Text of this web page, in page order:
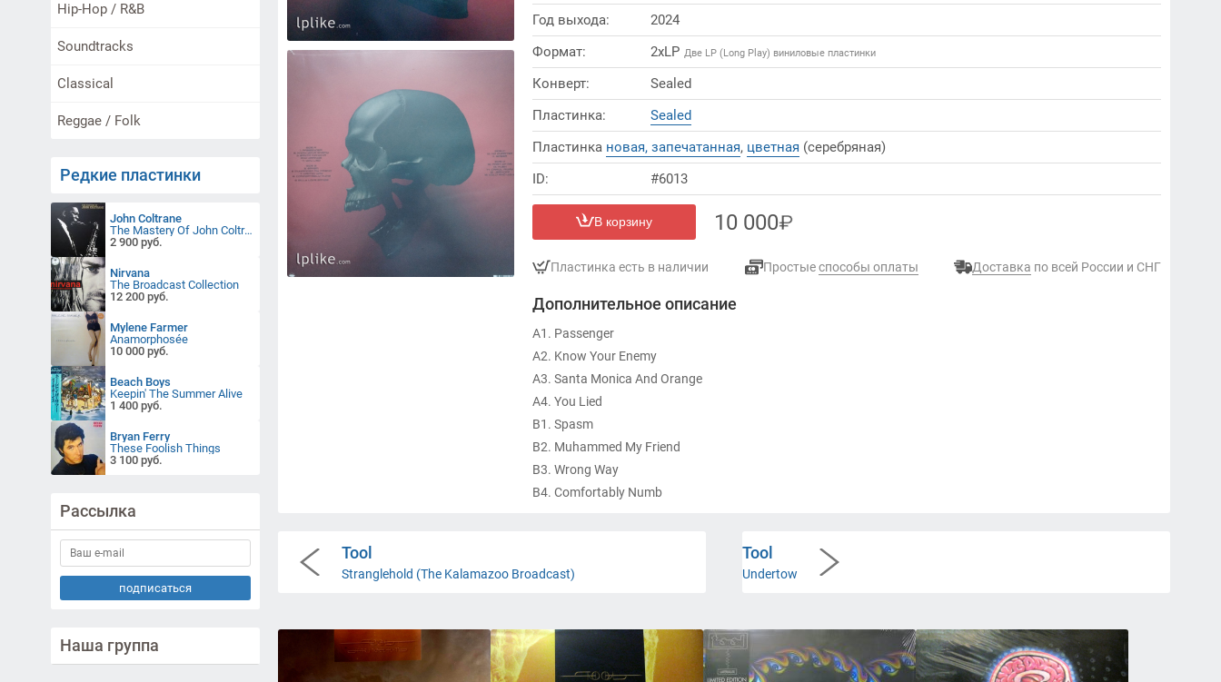
Hip-Hop / R&B
Soundtracks
Classical
Reggae / Folk
Редкие пластинки
John Coltrane
The Mastery Of John Coltrane
2 900 руб.
Nirvana
The Broadcast Collection
12 200 руб.
Mylene Farmer
Anamorphosée
10 000 руб.
Beach Boys
Keepin' The Summer Alive
1 400 руб.
Bryan Ferry
These Foolish Things
3 100 руб.
Рассылка
подписаться
Наша группа
Год выхода:
2024
Формат:
2xLP Две LP (Long Play) виниловые пластинки
Конверт:
Sealed
Пластинка:
Sealed
Пластинка новая, запечатанная, цветная (серебряная)
ID:
#6013
В корзину 10 000
Пластинка есть в наличии Простыеспособы оплаты Доставка по всей России и СНГ
Дополнительное описание
A1. Passenger
A2. Know Your Enemy
A3. Santa Monica And Orange
A4. You Lied
B1. Spasm
B2. Muhammed My Friend
B3. Wrong Way
B4. Comfortably Numb
D1. Part Of Me
D3. Crawl Away
D4. Jerkoff
D5. Cold And Ugly
Tool
Stranglehold (The Kalamazoo Broadcast)
Tool
Undertow